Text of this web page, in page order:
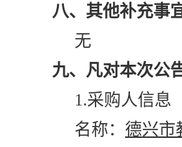
八、其他补充事
无
九、凡对本次公
1.采购人信息
名称： 德兴市